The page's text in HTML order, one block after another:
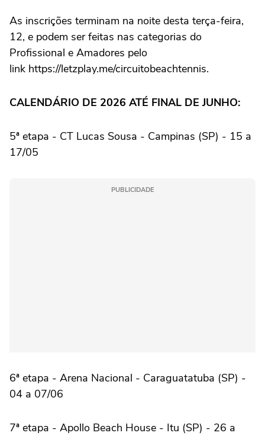
As inscrições terminam na noite desta terça-feira,
12, e podem ser feitas nas categorias do
Profissional e Amadores pelo
link https://letzplay.me/circuitobeachtennis.
CALENDÁRIO DE 2026 ATÉ FINAL DE JUNHO:
5ª etapa - CT Lucas Sousa - Campinas (SP) - 15 a
17/05
PUBLICIDADE
6ª etapa - Arena Nacional - Caraguatatuba (SP) -
04 a 07/06
7ª etapa - Apollo Beach House - Itu (SP) - 26 a